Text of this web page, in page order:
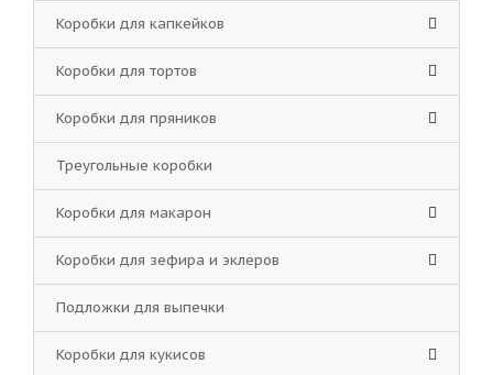
Коробки для капкейков
Коробки для тортов
Коробки для пряников
Треугольные коробки
Коробки для макарон
Коробки для зефира и эклеров
Подложки для выпечки
Коробки для кукисов